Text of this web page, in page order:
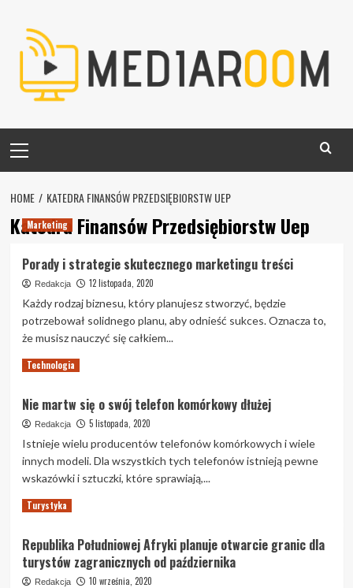
content
Menu
HOME KATEDRA FINANSÓW PRZEDSIĘBIORSTW UEP
Katedra Finansów Przedsiębiorstw Uep
Marketing
Porady i strategie skutecznego marketingu treści
Redakcja 12 listopada, 2020
Każdy rodzaj biznesu, który planujesz stworzyć, będzie
potrzebował solidnego planu, aby odnieść sukces. Oznacza to,
że musisz nauczyć się całkiem...
Read MoreRead
more
Porady
i
skutecznego
marketingu
treści
Technologia
Nie martw się o swój telefon komórkowy dłużej
Redakcja 5 listopada, 2020
Istnieje wielu producentów telefonów komórkowych i wiele
innych modeli. Dla wszystkich tych telefonów istnieją pewne
wskazówki i sztuczki, które sprawiają,...
Read More Read
more
Nie
martw
się
Turystyka
Republika Południowej Afryki planuje otwarcie granic dla
turystów zagranicznych od października
Redakcja 10 września, 2020